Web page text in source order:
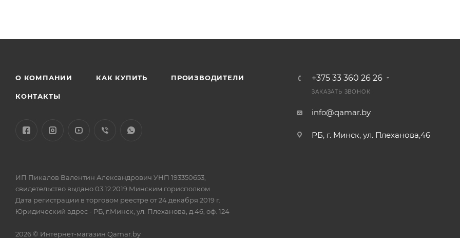
О КОМПАНИИ КАК КУПИТЬ ПРОИЗВОДИТЕЛИ
КОНТАКТЫ
+375 33 360 26 26
ЗАКАЗАТЬ ЗВОНОК
info@qamar.by
РБ, г. Минск, ул. Плеханова,46
ИП Пикалов Валентин Александрович УНП 193350653,
свидетельство выдано 03.12.2019 Минским горисполком
Дата регистрации в торговом реестре от 24 декабря 2019 г.
Юридический адрес - РБ, г.Минск, ул. Плеханова, д.46, оф. 124
2026 © Интернет-магазин Qamar.by